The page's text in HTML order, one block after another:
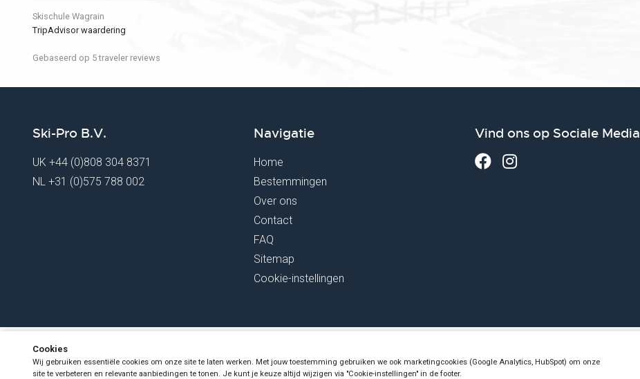
Skischule Wagrain
TripAdvisor waardering
Gebaseerd op 5 traveler reviews
Ski-Pro B.V.
UK +44 (0)808 304 8371
NL +31 (0)575 788 002
Navigatie
Home
Bestemmingen
Over ons
Contact
FAQ
Sitemap
Cookie-instellingen
Vind ons op Sociale Media
Copyright Ski-Pro 2026 - Alle rechten voorbehouden
NL860523263B01
Cookies
Wij gebruiken essentiële cookies om onze site te laten werken. Met jouw toestemming gebruiken we ook marketingcookies (Google Analytics, HubSpot) om onze
site te verbeteren en relevante aanbiedingen te tonen. Je kunt je keuze altijd wijzigen via "Cookie-instellingen" in de footer.